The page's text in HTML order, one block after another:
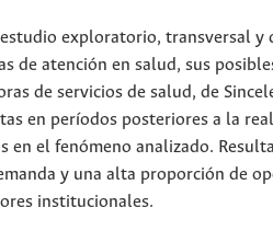
exploratorio, transversal
de atención en salud, sus
de servicios de salud, de
en períodos posteriores a la
en el fenómeno analizado.
y una alta proporción de
institucionales.